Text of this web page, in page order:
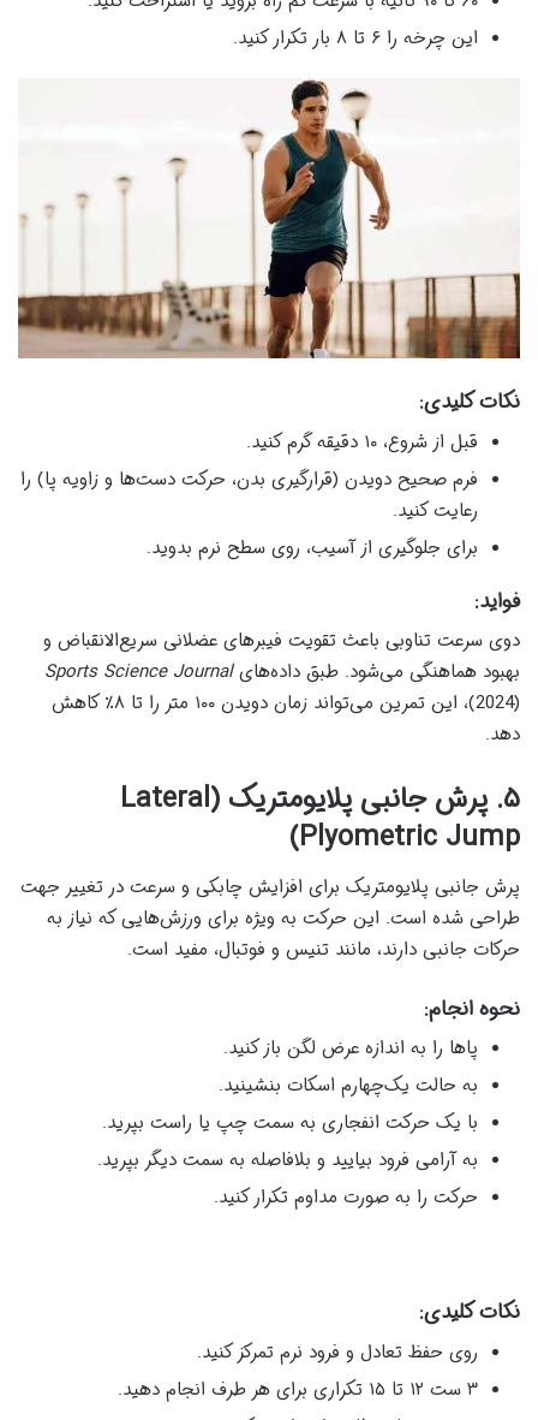
این چرخه را ۶ تا ۸ بار تکرار کنید.
نکات کلیدی:
قبل از شروع، ۱۰ دقیقه گرم کنید.
فرم صحیح دویدن (قرارگیری بدن، حرکت دست‌ها و زاویه پا) را
رعایت کنید.
برای جلوگیری از آسیب، روی سطح نرم بدوید.
فواید:
دوی سرعت تناوبی باعث تقویت فیبرهای عضلانی سریع‌الانقباض و
بهبود هماهنگی می‌شود. طبق داده‌هایSports Science Journal
(2024)، این تمرین می‌تواند زمان دویدن ۱۰۰ متر را تا ۸٪ کاهش
دهد.
۵. پرش جانبی پلایومتریک (Lateral
Plyometric Jump)
پرش جانبی پلایومتریک برای افزایش چابکی و سرعت در تغییر جهت
طراحی شده است. این حرکت به ویژه برای ورزش‌هایی که نیاز به
حرکات جانبی دارند، مانند تنیس و فوتبال، مفید است.
نحوه انجام:
پاها را به اندازه عرض لگن باز کنید.
به حالت یک‌چهارم اسکات بنشینید.
با یک حرکت انفجاری به سمت چپ یا راست بپرید.
به آرامی فرود بیایید و بلافاصله به سمت دیگر بپرید.
حرکت را به صورت مداوم تکرار کنید.
نکات کلیدی:
روی حفظ تعادل و فرود نرم تمرکز کنید.
۳ ست ۱۲ تا ۱۵ تکراری برای هر طرف انجام دهید.